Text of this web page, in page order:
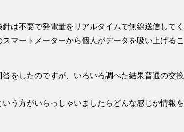
は不要で発電量をリアルタイムで無線送信してく
マートメーターから個人がデータを吸い上げるこ
をしたのですが、いろいろ調べた結果普通の交換
う方がいらっしゃいましたらどんな感じか情報を